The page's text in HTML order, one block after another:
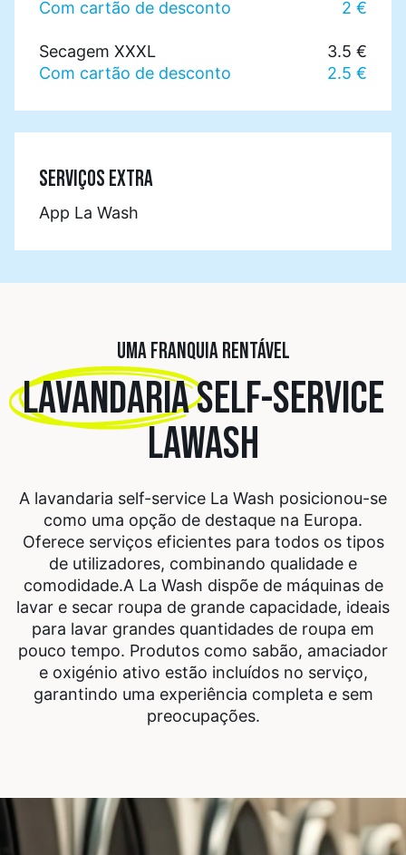
Com cartão de desconto 2 €
Secagem XXXL
3.5 €
Com cartão de desconto
2.5 €
SERVIÇOS EXTRA
App La Wash
UMA FRANQUIA RENTÁVEL
LAVANDARIASELF-SERVICE
LAWASH
A lavandaria self-service La Wash posicionou-se
como uma opção de destaque na Europa.
Oferece serviços eficientes para todos os tipos
de utilizadores, combinando qualidade e
comodidade.A La Wash dispõe de máquinas de
lavar e secar roupa de grande capacidade, ideais
para lavar grandes quantidades de roupa em
pouco tempo. Produtos como sabão, amaciador
e oxigénio ativo estão incluídos no serviço,
garantindo uma experiência completa e sem
preocupações.